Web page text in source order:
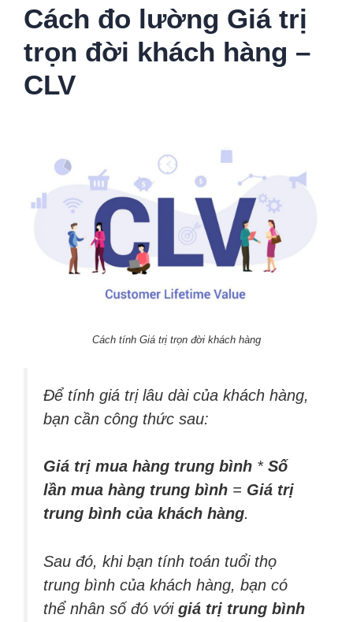
Cách đo lường Giá trị
trọn đời khách hàng –
CLV
Cách tính Giá trị trọn đời khách hàng
Để tính giá trị lâu dài của khách hàng,
bạn cần công thức sau:
Giá trị mua hàng trung bình * Số
lần mua hàng trung bình = Giá trị
trung bình của khách hàng.
Sau đó, khi bạn tính toán tuổi thọ
trung bình của khách hàng, bạn có
thể nhân số đó với giá trị trung bình